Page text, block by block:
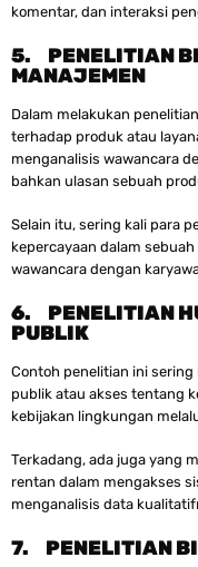
komentar, dan interaksi
5. PENELITIAN
MANAJEMEN
Dalam melakukan
terhadap produk atau
menganalisis wawancara
bahkan ulasan sebuah
Selain itu, sering kali para
kepercayaan dalam
wawancara dengan
6. PENELITIAN
PUBLIK
Contoh penelitian ini
publik atau akses tentang
kebijakan lingkungan
Terkadang, ada juga yang
rentan dalam mengakses
menganalisis data
7. PENELITIAN